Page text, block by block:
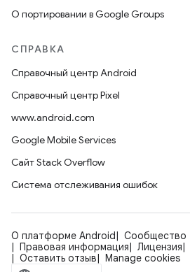
О портировании в Google Groups
СПРАВКА
Справочный центр Android
Справочный центр Pixel
www.android.com
Google Mobile Services
Сайт Stack Overflow
Система отслеживания ошибок
О платформе Android
Сообщество
Правовая информация
Лицензия
Оставить отзыв
Manage cookies